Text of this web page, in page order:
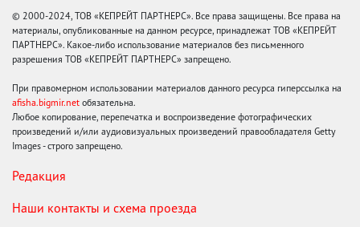
© 2000-2024, ТОВ «КЕПРЕЙТ ПАРТНЕРС». Все права защищены. Все права на
материалы, опубликованные на данном ресурсе, принадлежат ТОВ «КЕПРЕЙТ
ПАРТНЕРС». Какое-либо использование материалов без письменного
разрешения ТОВ «КЕПРЕЙТ ПАРТНЕРС» запрещено.
При правомерном использовании материалов данного ресурса гиперссылка на
afisha.bigmir.net обязательна.
Любое копирование, перепечатка и воспроизведение фотографических
произведений и/или аудиовизуальных произведений правообладателя Getty
Images - строго запрещено.
Редакция
Наши контакты и схема проезда